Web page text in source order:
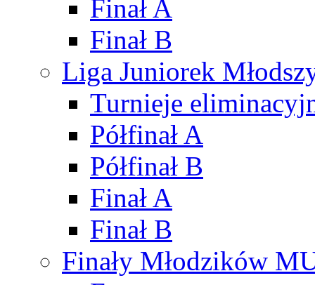
Finał A
Finał B
Liga Juniorek
Turnieje
Półfinał A
Półfinał B
Finał A
Finał B
Finały Młodzików